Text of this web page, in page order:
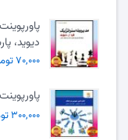
دیوید،
۷۰,۰۰۰ تومان
۳۰۰,۰۰۰ تومان